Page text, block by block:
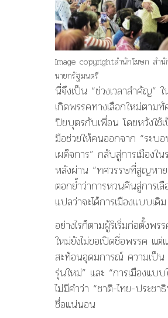
Image copyrightสำนักโฆษก สำนั
นายกรัฐมนตรี
นี่จึงเป็น “ช่วงเวลาสำคัญ” ใ
เกิดพรรคทางเลือกใหม่ตาม
ปิยบุตรกับเพื่อน โดยหวังใช้เ
มือช่วยให้คนออกจาก “ระบ
เผด็จการ” กลับสู่การเมืองใ
หลังผ่าน “ทศวรรษที่สูญหาย
ตอกย้ำว่าการหวนคืนสู่การเลื
แปลว่าจะได้การเมืองแบบเดิม
อย่างไรก็ตามผู้ริเริ่มก่อตั้งพร
ใหม่ยังไม่ขอเปิดชื่อพรรค แต่
สะท้อนอุดมการณ์ ความเป็น
รุ่นใหม่” และ “การเมืองแบ
ไม่มีคำว่า “ชาติ-ไทย-ประชา
ชื่อแน่นอน